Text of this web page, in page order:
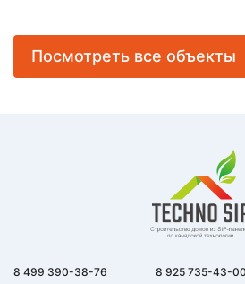
Посмотреть все объекты
8 499 390-38-76 8 925 735-43-00